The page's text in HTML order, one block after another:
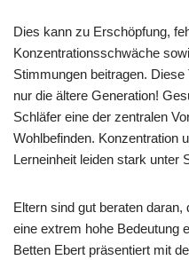
Dies kann zu Erschöpfung,
Konzentrationsschwäche
Stimmungen beitragen.
nur die ältere Generation!
Schläfer eine der zentralen
Wohlbefinden. Konzentration
Lerneinheit leiden stark unter
Eltern sind gut beraten
eine extrem hohe Bedeutung
Betten Ebert präsentiert mit